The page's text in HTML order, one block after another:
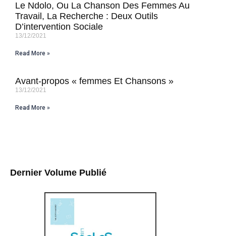
Dernier Volume Publié
Le Ndolo, Ou La Chanson Des Femmes Au
Travail, La Recherche : Deux Outils
D’intervention Sociale
13/12/2021
Read More »
Avant-propos « femmes Et Chansons »
13/12/2021
Read More »